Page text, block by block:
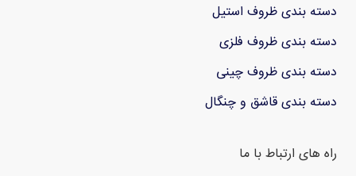
دسته بندی ظروف استیل
دسته بندی ظروف فلزی
دسته بندی ظروف چینی
دسته بندی قاشق و چنگال
راه های ارتباط با ما